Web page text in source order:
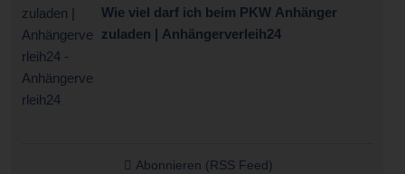
Wie viel darf ich beim PKW Anhänger
zuladen | Anhängerverleih24
Abonnieren (RSS Feed)